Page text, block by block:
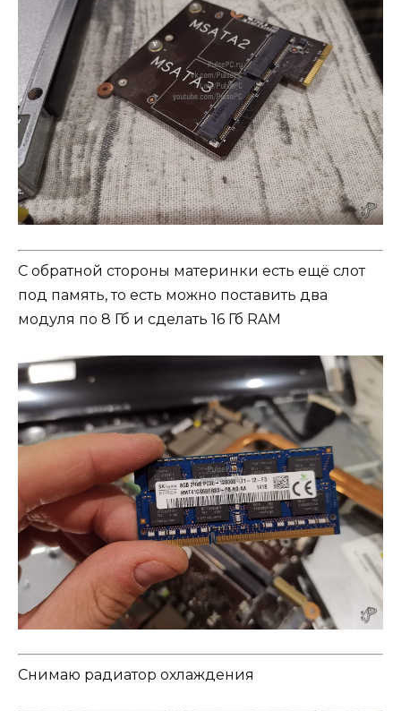
С обратной стороны материнки есть ещё слот
под память, то есть можно поставить два
модуля по 8 Гб и сделать 16 Гб RAM
Снимаю радиатор охлаждения